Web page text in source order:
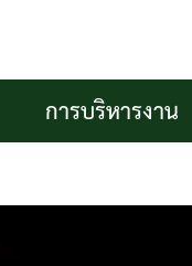
การบริหารงาน